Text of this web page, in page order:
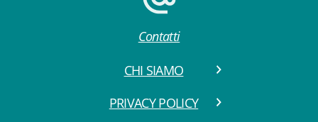
Contatti
CHI SIAMO
PRIVACY POLICY